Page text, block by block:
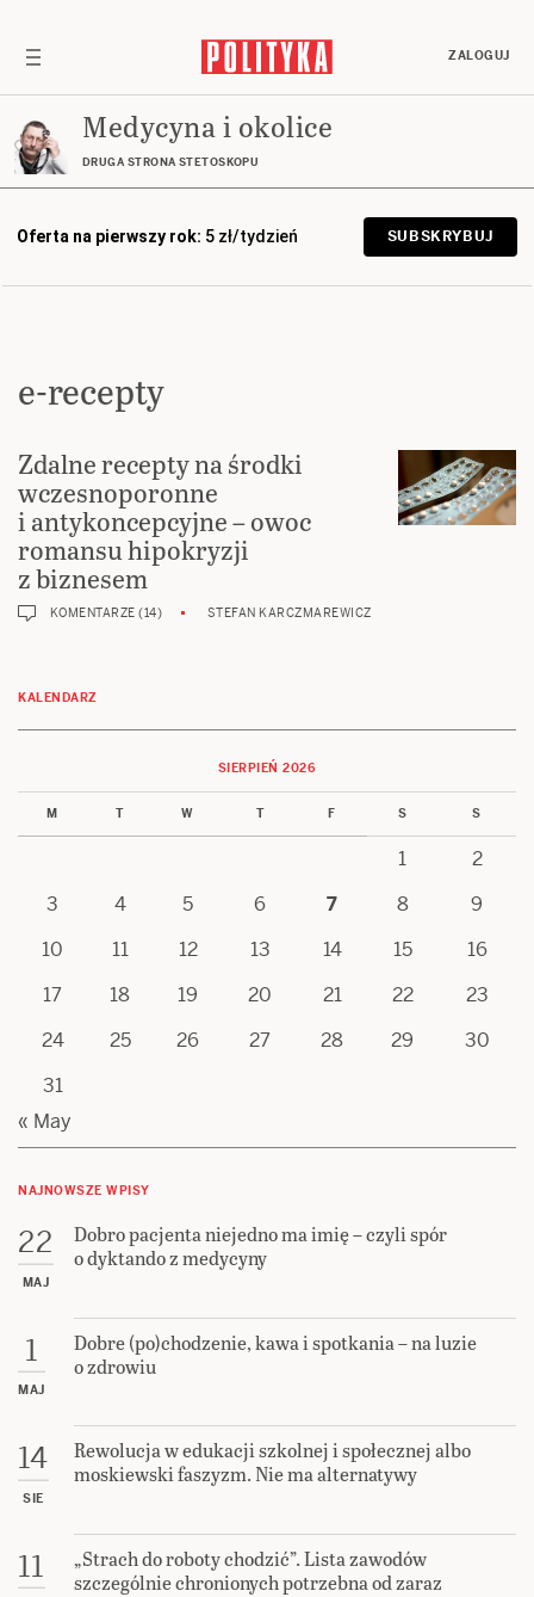
ZALOGUJ
Medycyna i okolice
DRUGA STRONA STETOSKOPU
Oferta na pierwszy rok: 5 zł/tydzień SUBSKRYBUJ
e-recepty
Zdalne recepty na środki
wczesnoporonne
i antykoncepcyjne – owoc
romansu hipokryzji
z biznesem
KOMENTARZE (14) STEFAN KARCZMAREWICZ
KALENDARZ
SIERPIEŃ 2026
M T W T F S S
1
2
3
4 5 6 7 8
9
10
11 12 13 14 15
16
17
18 19 20 21 22
23
24
25 26 27 28 29
30
31
« May
NAJNOWSZE WPISY
22
MAJ
Dobro pacjenta niejedno ma imię – czyli spór
o dyktando z medycyny
1
MAJ
Dobre (po)chodzenie, kawa i spotkania – na luzie
o zdrowiu
14
SIE
Rewolucja w edukacji szkolnej i społecznej albo
moskiewski faszyzm. Nie ma alternatywy
11
„Strach do roboty chodzić”. Lista zawodów
szczególnie chronionych potrzebna od zaraz